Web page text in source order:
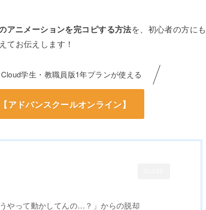
ニメーションを完コピする方法を、初心者の方にも
てお伝えします！
学生・教職員版1年プランが使える
アドバンスクールオンライン】
やって動かしてんの…？」からの脱却